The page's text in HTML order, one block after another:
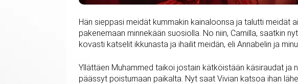
Hän sieppasi meidät kummakin kainaloonsa ja talutti meidät
pakenemaan minnekään suosiolla. No niin, Camilla, saatkin
kovasti katselit ikkunasta ja ihailit meidän, eli Annabelin ja
Yllättäen Muhammed taikoi jostain kätköistään käsiraudat ja
päässyt poistumaan paikalta. Nyt saat Vivian katsoa ihan